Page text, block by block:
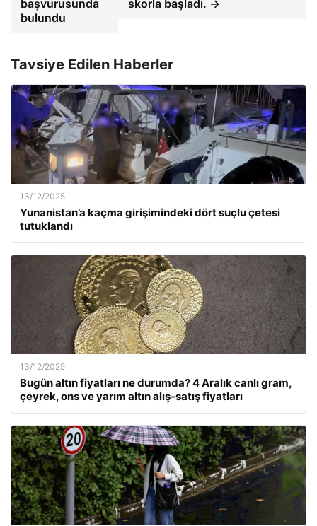
başvurusunda
bulundu
skorla başladı. →
Tavsiye Edilen Haberler
13/12/2025
Yunanistan’a kaçma girişimindeki dört suçlu çetesi
tutuklandı
13/12/2025
Bugün altın fiyatları ne durumda? 4 Aralık canlı gram,
çeyrek, ons ve yarım altın alış-satış fiyatları